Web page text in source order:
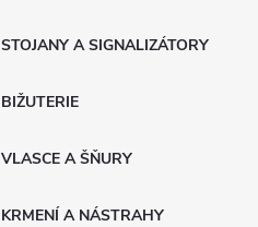
STOJANY A SIGNALIZÁTORY
BIŽUTERIE
VLASCE A ŠŇURY
KRMENÍ A NÁSTRAHY